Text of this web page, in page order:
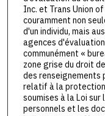
Inc. et Trans Union
couramment non
d'un individu, mais
agences
communément «
zone grise du droit
des renseignements
relatif à la
soumises à la Loi
personnels et les